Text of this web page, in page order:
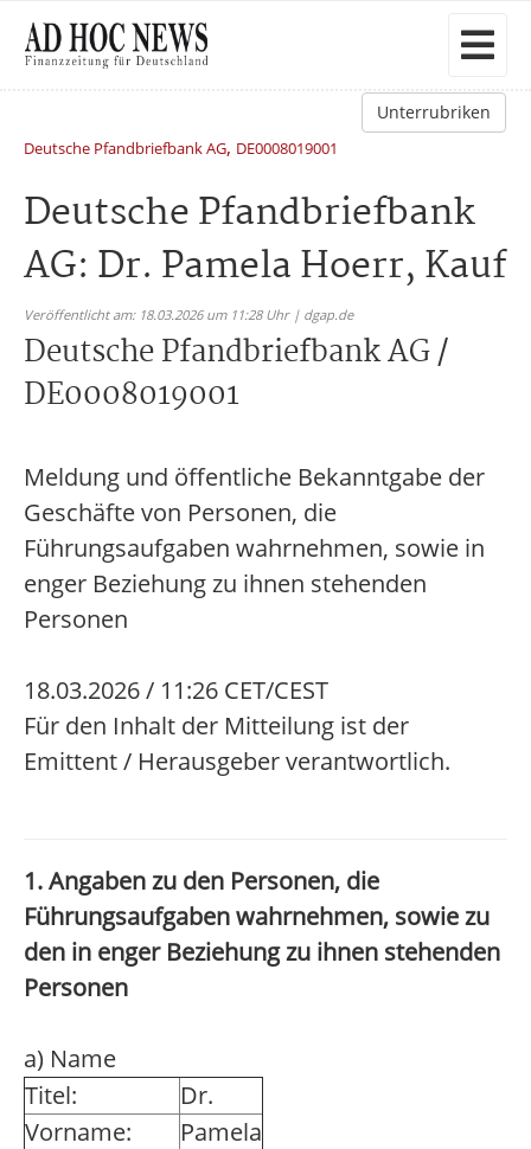
Unterrubriken
Deutsche Pfandbriefbank AG, DE0008019001
Deutsche Pfandbriefbank
AG: Dr. Pamela Hoerr, Kauf
Veröffentlicht am: 18.03.2026 um 11:28 Uhr | dgap.de
Deutsche Pfandbriefbank AG /
DE0008019001
Meldung und öffentliche Bekanntgabe der
Geschäfte von Personen, die
Führungsaufgaben wahrnehmen, sowie in
enger Beziehung zu ihnen stehenden
Personen
18.03.2026 / 11:26 CET/CEST
Für den Inhalt der Mitteilung ist der
Emittent / Herausgeber verantwortlich.
1. Angaben zu den Personen, die
Führungsaufgaben wahrnehmen, sowie zu
den in enger Beziehung zu ihnen stehenden
Personen
a) Name
Titel:
Dr.
Vorname:
Pamela